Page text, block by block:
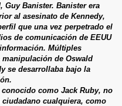
Guy Banister. Banister era
al asesinato de Kennedy,
que una vez perpetrado el
de comunicación de EEUU
Múltiples
de Oswald
se desarrollaba bajo la
como Jack Ruby, no
cualquiera, como